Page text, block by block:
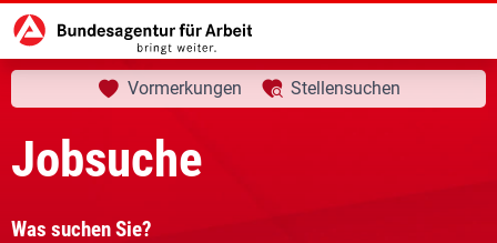
Startseite Jobsuche aktuelle Seite:
Ihre Suche
Vormerkungen Stellensuchen
Jobsuche
Was suchen Sie?